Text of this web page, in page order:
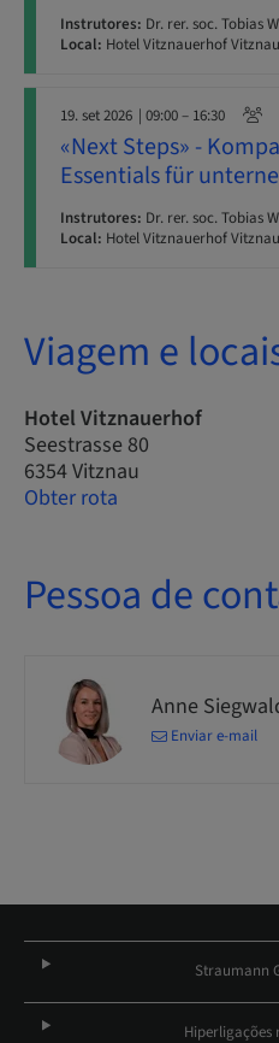
Instrutores: Dr. rer. soc. Tobias
Local: Hotel Vitznauerhof Vitznau
19. set 2026 | 09:00 – 16:30
«Next Steps» -
Essentials für
Instrutores: Dr. rer. soc. Tobias
Local: Hotel Vitznauerhof Vitznau
Viagem e
Hotel Vitznauerhof
Seestrasse 80
6354 Vitznau
Obter rota
Pessoa de
Anne
Enviar e-mail
Straumann
Hiperligações